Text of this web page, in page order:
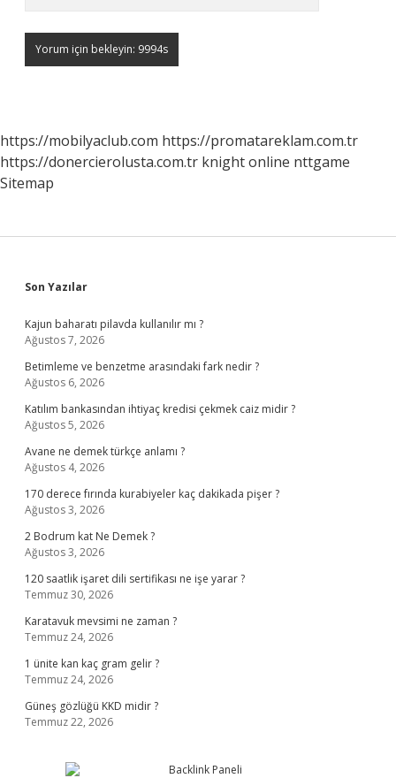
https://mobilyaclub.com https://promatareklam.com.tr
https://donercierolusta.com.tr knight online nttgame
Sitemap
Sidebar
Son Yazılar
Kajun baharatı pilavda kullanılır mı ?
Ağustos 7, 2026
Betimleme ve benzetme arasındaki fark nedir ?
Ağustos 6, 2026
Katılım bankasından ihtiyaç kredisi çekmek caiz midir ?
Ağustos 5, 2026
Avane ne demek türkçe anlamı ?
Ağustos 4, 2026
170 derece fırında kurabiyeler kaç dakikada pişer ?
Ağustos 3, 2026
2 Bodrum kat Ne Demek ?
Ağustos 3, 2026
120 saatlik işaret dili sertifikası ne işe yarar ?
Temmuz 30, 2026
Karatavuk mevsimi ne zaman ?
Temmuz 24, 2026
1 ünite kan kaç gram gelir ?
Temmuz 24, 2026
Güneş gözlüğü KKD midir ?
Temmuz 22, 2026